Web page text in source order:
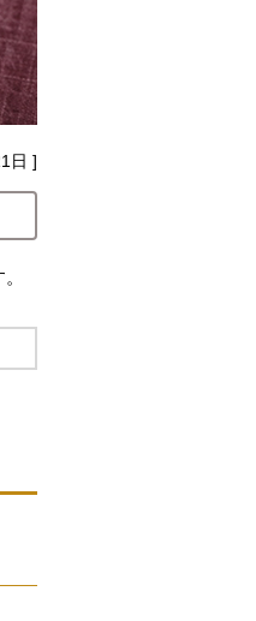
日 ]